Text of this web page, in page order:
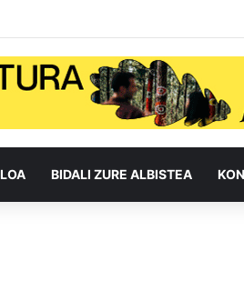
BIDALI ZURE ALBISTEA